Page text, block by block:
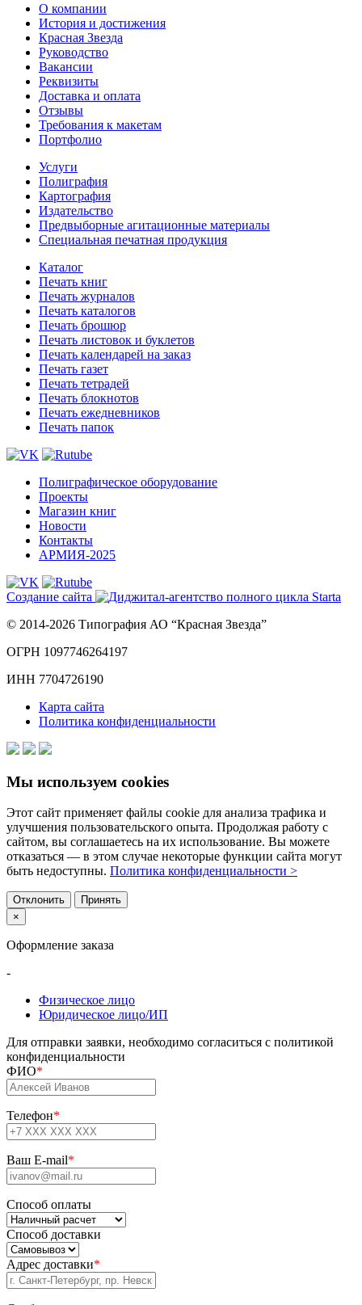
О компании
История и достижения
Красная Звезда
Руководство
Вакансии
Реквизиты
Доставка и оплата
Отзывы
Требования к макетам
Портфолио
Услуги
Полиграфия
Картография
Издательство
Предвыборные агитационные материалы
Специальная печатная продукция
Каталог
Печать книг
Печать журналов
Печать каталогов
Печать брошюр
Печать листовок и буклетов
Печать календарей на заказ
Печать газет
Печать тетрадей
Печать блокнотов
Печать ежедневников
Печать папок
Полиграфическое оборудование
Проекты
Магазин книг
Новости
Контакты
АРМИЯ-2025
Создание сайта
© 2014-2026 Типография АО “Красная Звезда”
ОГРН 1097746264197
ИНН 7704726190
Карта сайта
Политика конфиденциальности
Мы используем cookies
Этот сайт применяет файлы cookie для анализа трафика и
улучшения пользовательского опыта. Продолжая работу с
сайтом, вы соглашаетесь на их использование. Вы можете
отказаться — в этом случае некоторые функции сайта могут
быть недоступны. Политика конфиденциальности >
Отклонить
Принять
×
Оформление заказа
-
Физическое лицо
Юридическое лицо/ИП
Для отправки заявки, необходимо согласиться с политикой
конфиденциальности
ФИО*
Телефон*
Ваш E-mail*
Способ оплаты
Способ доставки
Адрес доставки*